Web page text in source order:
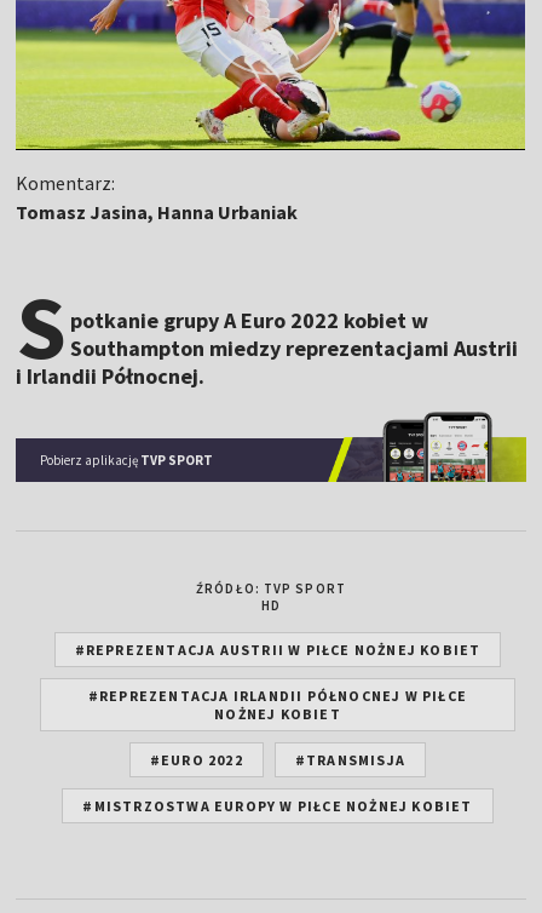
Komentarz:
Tomasz Jasina, Hanna Urbaniak
S potkanie grupy A Euro 2022 kobiet w
Southampton miedzy reprezentacjami Austrii
i Irlandii Północnej.
Pobierz aplikację TVP SPORT
ŹRÓDŁO: TVP SPORT
HD
#REPREZENTACJA AUSTRII W PIŁCE NOŻNEJ KOBIET
#REPREZENTACJA IRLANDII PÓŁNOCNEJ W PIŁCE
NOŻNEJ KOBIET
#EURO 2022 #TRANSMISJA
#MISTRZOSTWA EUROPY W PIŁCE NOŻNEJ KOBIET